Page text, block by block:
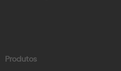
Produtos